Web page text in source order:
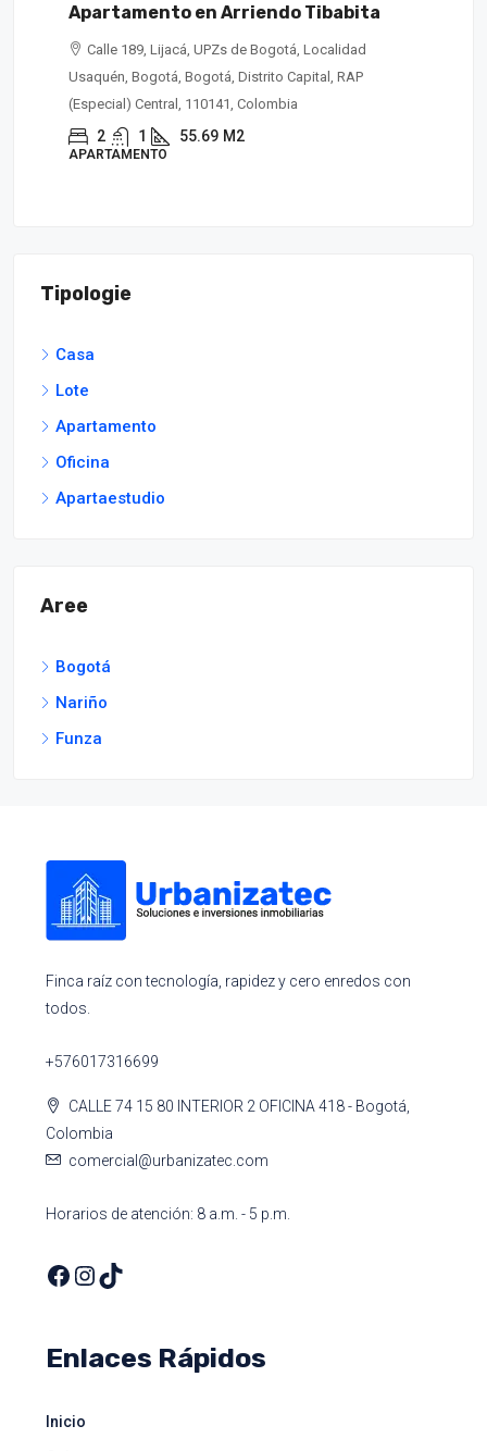
Apartamento en Arriendo Tibabita
Calle 189, Lijacá, UPZs de Bogotá, Localidad
Usaquén, Bogotá, Bogotá, Distrito Capital, RAP
(Especial) Central, 110141, Colombia
2 1 55.69 M2
APARTAMENTO
Tipologie
Casa
Lote
Apartamento
Oficina
Apartaestudio
Aree
Bogotá
Nariño
Funza
Finca raíz con tecnología, rapidez y cero enredos con
todos.
+576017316699
CALLE 74 15 80 INTERIOR 2 OFICINA 418 - Bogotá,
Colombia
comercial@urbanizatec.com
Horarios de atención: 8 a.m. - 5 p.m.
Enlaces Rápidos
Inicio